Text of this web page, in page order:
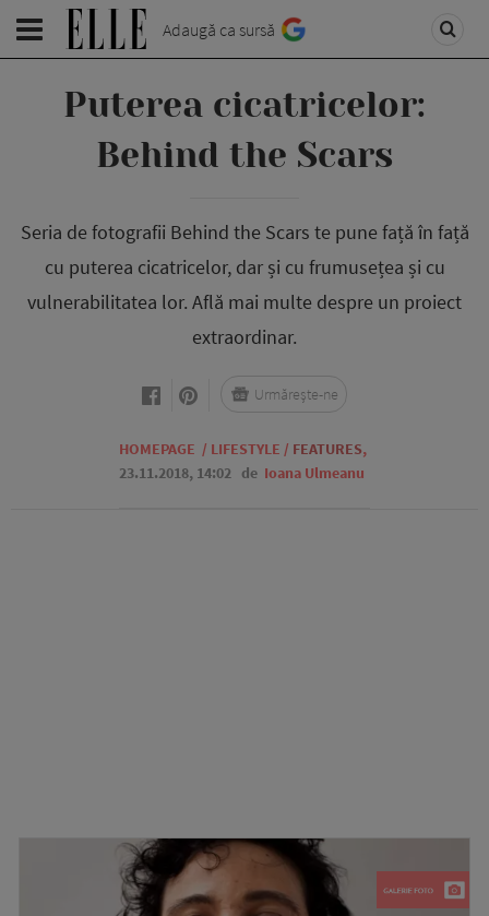
Adaugă ca sursă
Puterea cicatricelor:
Behind the Scars
Seria de fotografii Behind the Scars te pune față în față
cu puterea cicatricelor, dar și cu frumusețea și cu
vulnerabilitatea lor. Află mai multe despre un proiect
extraordinar.
HOMEPAGE / LIFESTYLE / FEATURES,
23.11.2018, 14:02 de Ioana Ulmeanu
Urmărește-ne